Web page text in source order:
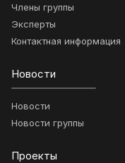
Члены группы
Эксперты
Контактная информация
Новости
Новости
Новости группы
Проекты